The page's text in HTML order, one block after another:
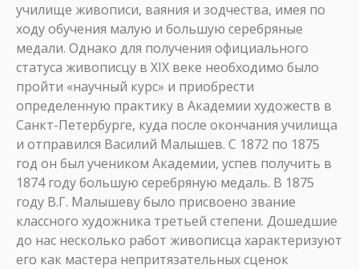
училище живописи, ваяния и зодчества, имея по
ходу обучения малую и большую серебряные
медали. Однако для получения официального
статуса живописцу в XIX веке необходимо было
пройти «научный курс» и приобрести
определенную практику в Академии художеств в
Санкт-Петербурге, куда после окончания училища
и отправился Василий Малышев. С 1872 по 1875
год он был учеником Академии, успев получить в
1874 году большую серебряную медаль. В 1875
году В.Г. Малышеву было присвоено звание
классного художника третьей степени. Дошедшие
до нас несколько работ живописца характеризуют
его как мастера непритязательных сценок